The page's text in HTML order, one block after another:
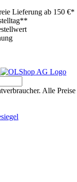
Lieferung ab 150 €*
Alle